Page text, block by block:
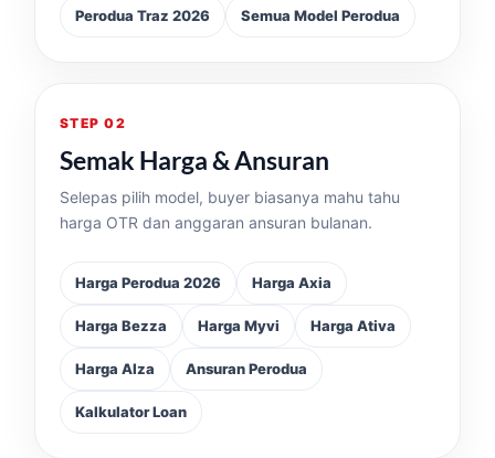
Perodua Traz 2026 Semua Model Perodua
STEP 02
Semak Harga & Ansuran
Selepas pilih model, buyer biasanya mahu tahu
harga OTR dan anggaran ansuran bulanan.
Harga Perodua 2026 Harga Axia
Harga Bezza Harga Myvi Harga Ativa
Harga Alza Ansuran Perodua
Kalkulator Loan